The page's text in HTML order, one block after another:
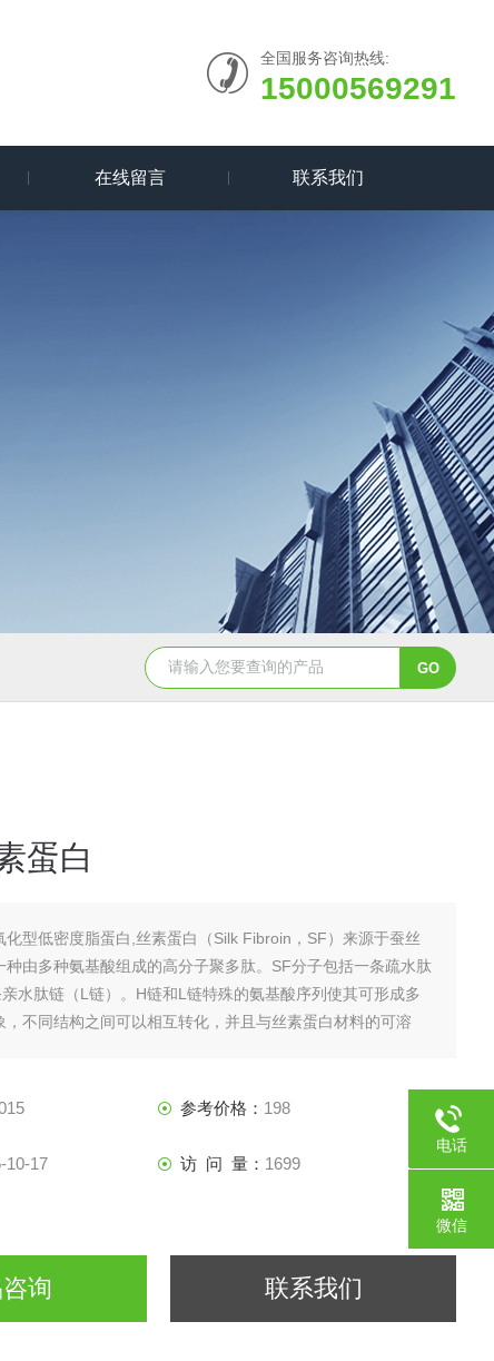
全国服务咨询热线:
15000569291
在线留言 联系我们
PC0310鸡卵清白蛋白（80%，BR） KD1096乙酰化牛血清白
蛋白
化型低密度脂蛋白,丝素蛋白（Silk Fibroin，SF）来源于蚕丝
种由多种氨基酸组成的高分子聚多肽。SF分子包括一条疏水肽
水肽链（L链）。H链和L链特殊的氨基酸序列使其可形成多
，不同结构之间可以相互转化，并且与丝素蛋白材料的可溶
参考价格： 198
10-17 访 问 量： 1699
询 联系我们
电话
微信